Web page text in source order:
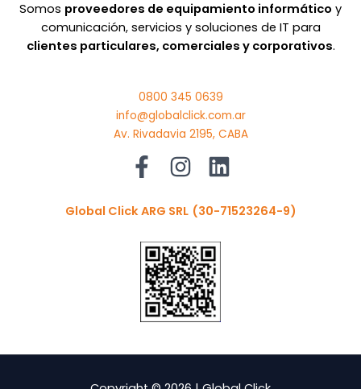
Somos proveedores de equipamiento informático y
comunicación, servicios y soluciones de IT para
clientes particulares, comerciales y corporativos.
0800 345 0639
info@globalclick.com.ar
Av. Rivadavia 2195, CABA
Global Click ARG SRL (30-71523264-9)